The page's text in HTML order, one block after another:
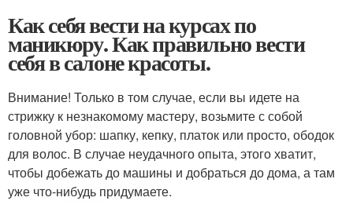
Как себя вести на курсах по
маникюру. Как правильно вести
себя в салоне красоты.
Внимание! Только в том случае, если вы идете на
стрижку к незнакомому мастеру, возьмите с собой
головной убор: шапку, кепку, платок или просто, ободок
для волос. В случае неудачного опыта, этого хватит,
чтобы добежать до машины и добраться до дома, а там
уже что-нибудь придумаете.